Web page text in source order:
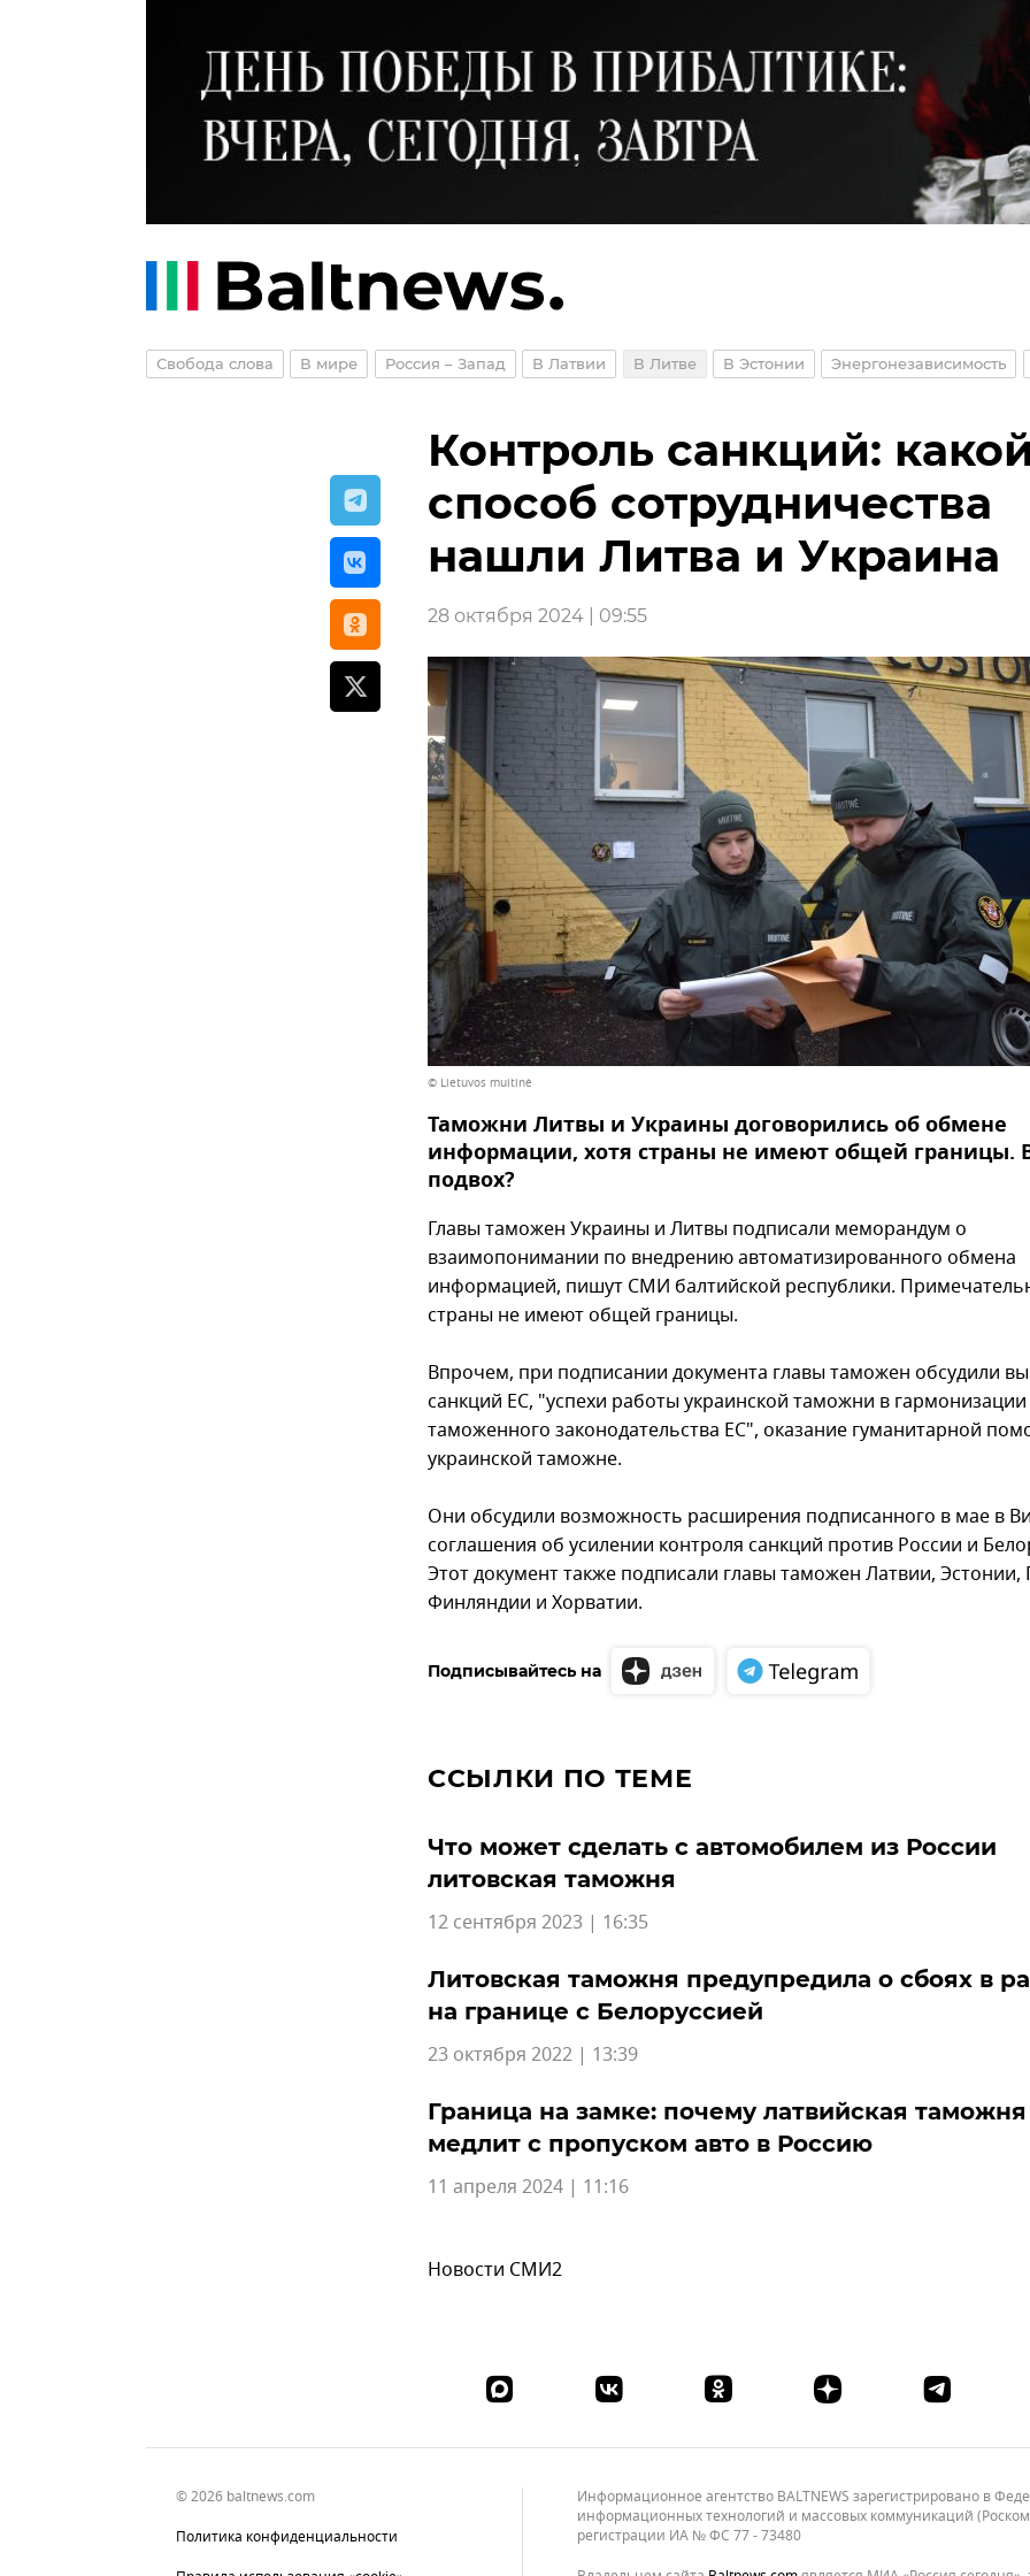
Свобода слова В мире Россия – Запад В Латвии В Литве В Эстонии Энергонезависимость
Контроль санкций:
способ сотрудничества
нашли Литва и Украина
28 октября 2024 | 09:55
© Lietuvos muitinė
Таможни Литвы и Украины договорились об обмене
информации, хотя страны не имеют общей границы.
подвох?
Главы таможен Украины и Литвы подписали меморандум о
взаимопонимании по внедрению автоматизированного обмена
информацией, пишут СМИ балтийской республики.
страны не имеют общей границы.
Впрочем, при подписании документа главы таможен обсудили
санкций ЕС, "успехи работы украинской таможни в гармонизации
таможенного законодательства ЕС", оказание гуманитарной
украинской таможне.
Они обсудили возможность расширения подписанного в мае в
соглашения об усилении контроля санкций против России и
Этот документ также подписали главы таможен Латвии,
Финляндии и Хорватии.
Подписывайтесь на
ССЫЛКИ ПО ТЕМЕ
Что может сделать с автомобилем из России
литовская таможня
12 сентября 2023 | 16:35
Литовская таможня предупредила о сбоях в
на границе с Белоруссией
23 октября 2022 | 13:39
Граница на замке: почему латвийская таможня
медлит с пропуском авто в Россию
11 апреля 2024 | 11:16
Новости СМИ2
© 2026 baltnews.com
Политика конфиденциальности
Информационное агентство BALTNEWS зарегистрировано в
информационных технологий и массовых коммуникаций
регистрации ИА № ФС 77 - 73480